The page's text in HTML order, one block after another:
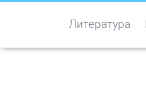
Литература